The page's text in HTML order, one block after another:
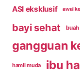
ASI eksklusif
awal
bayi sehat
gangguan
hamil muda ibu